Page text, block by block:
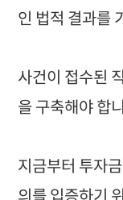
인 법적 결과를
사건이 접수된
을 구축해야 합
지금부터 투자